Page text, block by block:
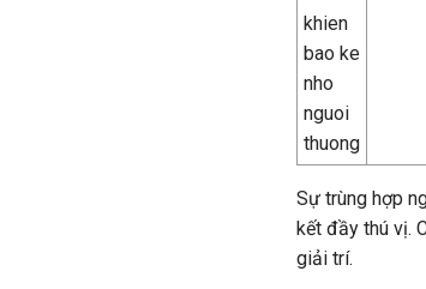
Sự trùng hợp
kết đầy thú vị.
giải trí.